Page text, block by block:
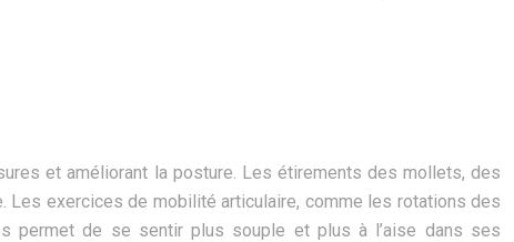
et améliorant la posture. Les étirements des mollets, des
Les exercices de mobilité articulaire, comme les rotations des
permet de se sentir plus souple et plus à l’aise dans ses